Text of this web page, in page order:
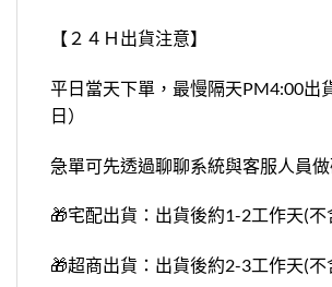
【２４Ｈ出貨注意】
平日當天下單，最慢隔天PM4:00出
日）
急單可先透過聊聊系統與客服人員
🎁宅配出貨：出貨後約1-2工作天(不
🎁超商出貨：出貨後約2-3工作天(不